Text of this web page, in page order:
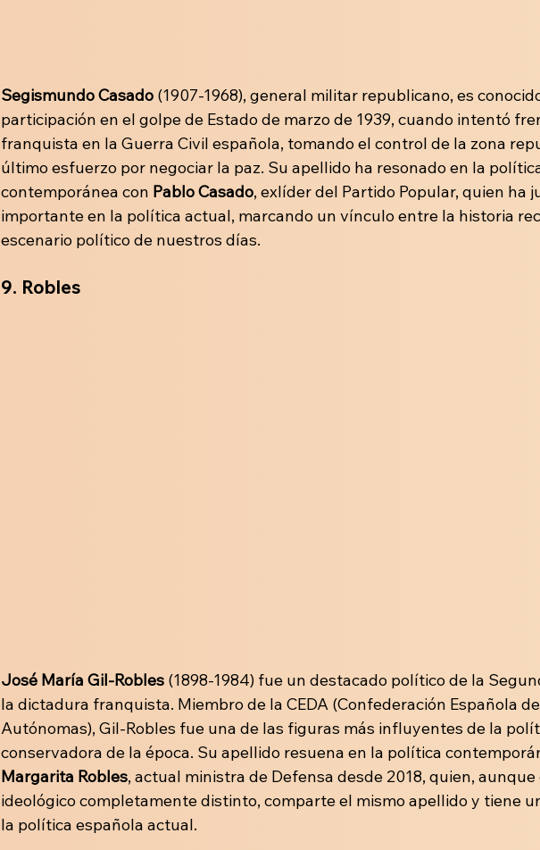
Segismundo Casado (1907-1968), general militar republicano, es
participación en el golpe de Estado de marzo de 1939, cuando intentó
franquista en la Guerra Civil española, tomando el control de la zona
último esfuerzo por negociar la paz. Su apellido ha resonado en la
contemporánea con Pablo Casado, exlíder del Partido Popular, quien ha
importante en la política actual, marcando un vínculo entre la historia
escenario político de nuestros días.
9. Robles
José María Gil-Robles (1898-1984) fue un destacado político de la
la dictadura franquista. Miembro de la CEDA (Confederación Española
Autónomas), Gil-Robles fue una de las figuras más influyentes de la
conservadora de la época. Su apellido resuena en la política
Margarita Robles, actual ministra de Defensa desde 2018, quien,
ideológico completamente distinto, comparte el mismo apellido y tiene
la política española actual.